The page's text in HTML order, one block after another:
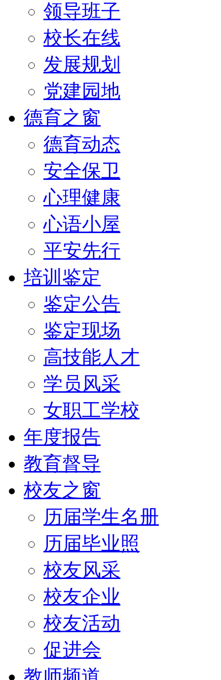
领导班子
校长在线
发展规划
党建园地
德育之窗
德育动态
安全保卫
心理健康
心语小屋
平安先行
培训鉴定
鉴定公告
鉴定现场
高技能人才
学员风采
女职工学校
年度报告
教育督导
校友之窗
历届学生名册
历届毕业照
校友风采
校友企业
校友活动
促进会